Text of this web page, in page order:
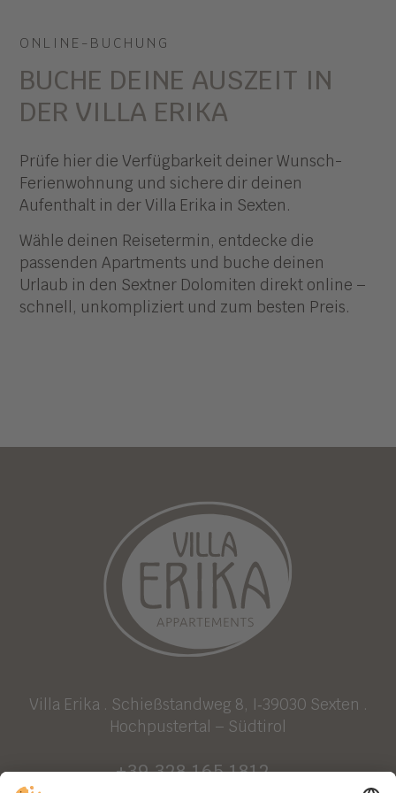
ONLINE-BUCHUNG
BUCHE DEINE AUSZEIT IN
DER VILLA ERIKA
Prüfe hier die Verfügbarkeit deiner Wunsch-
Ferienwohnung und sichere dir deinen
Aufenthalt in der Villa Erika in Sexten.
Wähle deinen Reisetermin, entdecke die
passenden Apartments und buche deinen
Urlaub in den Sextner Dolomiten direkt online –
schnell, unkompliziert und zum besten Preis.
Villa Erika . Schießstandweg 8, I‑39030 Sexten .
Hochpustertal – Südtirol
+39 328 165 1812.